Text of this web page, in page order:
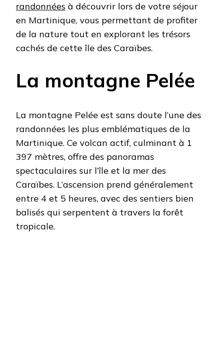
randonnées à découvrir lors de votre séjour
en Martinique, vous permettant de profiter
de la nature tout en explorant les trésors
cachés de cette île des Caraïbes.
La montagne Pelée
La montagne Pelée est sans doute l’une des
randonnées les plus emblématiques de la
Martinique. Ce volcan actif, culminant à 1
397 mètres, offre des panoramas
spectaculaires sur l’île et la mer des
Caraïbes. L’ascension prend généralement
entre 4 et 5 heures, avec des sentiers bien
balisés qui serpentent à travers la forêt
tropicale.